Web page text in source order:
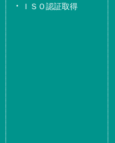
ＩＳＯ認証取得